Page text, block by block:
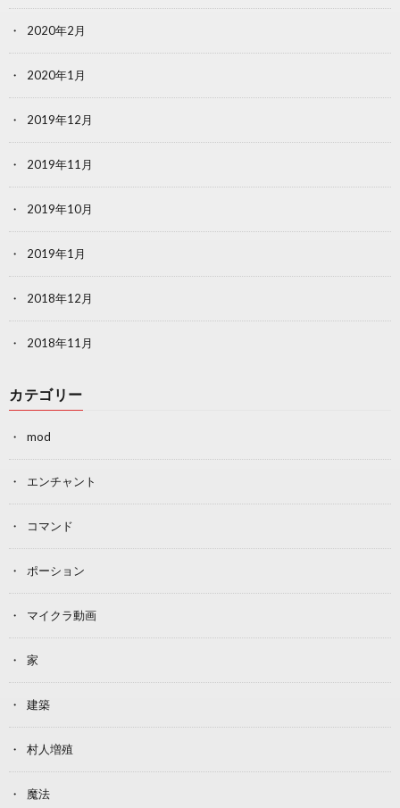
2020年2月
2020年1月
2019年12月
2019年11月
2019年10月
2019年1月
2018年12月
2018年11月
カテゴリー
mod
エンチャント
コマンド
ポーション
マイクラ動画
家
建築
村人増殖
魔法